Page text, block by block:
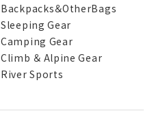
Backpacks＆OtherBags
Sleeping Gear
Camping Gear
Climb ＆ Alpine Gear
River Sports